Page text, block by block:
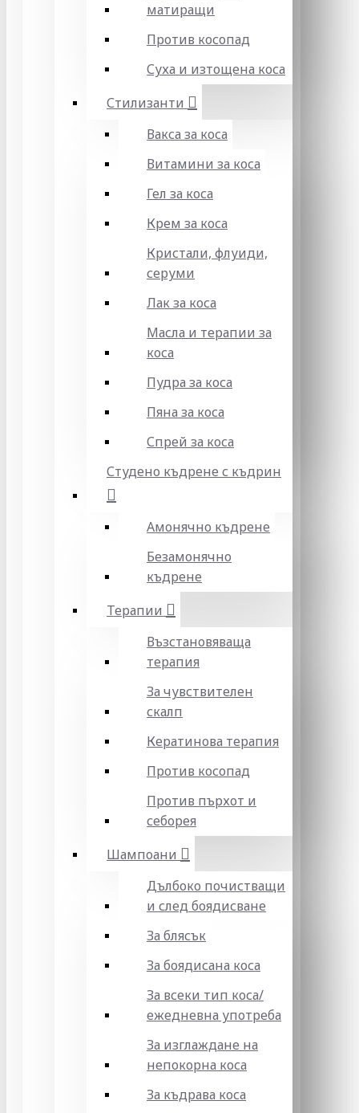
матиращи
Против косопад
Суха и изтощена коса
Стилизанти
Вакса за коса
Витамини за коса
Гел за коса
Крем за коса
Кристали, флуиди,
серуми
Лак за коса
Масла и терапии за
коса
Пудра за коса
Пяна за коса
Спрей за коса
Студено къдрене с къдрин
Амонячно къдрене
Безамонячно
къдрене
Терапии
Възстановяваща
терапия
За чувствителен
скалп
Кератинова терапия
Против косопад
Против пърхот и
себорея
Шампоани
Дълбоко почистващи
и след боядисване
За блясък
За боядисана коса
За всеки тип коса/
ежедневна употреба
За изглаждане на
непокорна коса
За къдрава коса